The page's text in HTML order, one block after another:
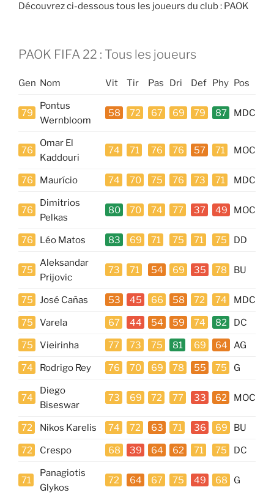
Découvrez ci-dessous tous les joueurs du club : PAOK
PAOK FIFA 22 : Tous les joueurs
Gen Nom Vit Tir Pas Dri Def Phy Pos
79
Pontus
Wernbloom
58 72 67 69 79 87 MDC
76
Omar El
Kaddouri
74 71 76 76 57 71 MOC
76 Maurício 74 70 75 76 73 71 MDC
76
Dimitrios
Pelkas
80 70 74 77 37 49 MOC
76 Léo Matos 83 69 71 75 71 75 DD
75
Aleksandar
Prijovic
73 71 54 69 35 78 BU
75 José Cañas 53 45 66 58 72 74 MDC
75 Varela 67 44 54 59 74 82 DC
75 Vieirinha 77 73 75 81 69 64 AG
74 Rodrigo Rey 76 70 69 78 55 75 G
74
Diego
Biseswar
73 69 72 77 33 62 MOC
72 Nikos Karelis 74 72 63 71 36 69 BU
72 Crespo 68 39 64 62 71 75 DC
71
Panagiotis
Glykos
72 64 67 75 49 68 G